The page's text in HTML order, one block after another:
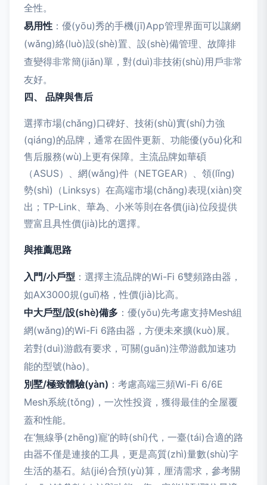
全性。
易用性 ：優(yōu)秀的手機(jī)App管理界面可以讓網
(wǎng)絡(luò)設(shè)置、設(shè)備管理、故障排
查變得非常簡(jiǎn)單，對(duì)非技術(shù)用戶非常
友好。
四、 品牌與售后
選擇市場(chǎng)口碑好、技術(shù)實(shí)力強
(qiáng)的品牌，通常在固件更新、功能優(yōu)化和
售后服務(wù)上更有保障。主流品牌如華碩
（ASUS）、網(wǎng)件（NETGEAR）、領(lǐng)
勢(shì)（Linksys）在高端市場(chǎng)表現(xiàn)突
出；TP-Link、華為、小米等則在各價(jià)位段提供
豐富且具性價(jià)比的選擇。
與推薦思路
入門/小戶型 ：選擇主流品牌的Wi-Fi 6雙頻路由器，
如AX3000規(guī)格，性價(jià)比高。
中大戶型/設(shè)備多 ：優(yōu)先考慮支持Mesh組
網(wǎng)的Wi-Fi 6路由器，方便未來擴(kuò)展。
若對(duì)游戲有要求，可關(guān)注帶游戲加速功
能的型號(hào)。
別墅/極致體驗(yàn) ：考慮高端三頻Wi-Fi 6/6E
Mesh系統(tǒng)，一次性投資，獲得最佳的全屋覆
蓋和性能。
在‘無線爭(zhēng)寵’的時(shí)代，一臺(tái)合適的路
由器不僅是連接的工具，更是高質(zhì)量數(shù)字
生活的基石。結(jié)合預(yù)算，厘清需求，參考關